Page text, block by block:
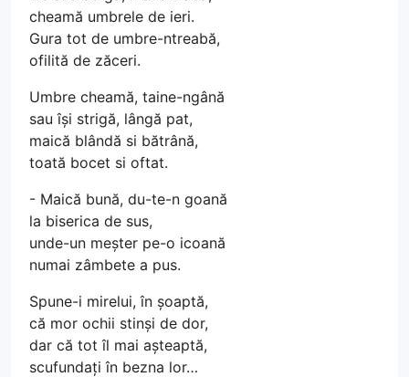
cheamă umbrele de ieri.
Gura tot de umbre-ntreabă,
ofilită de zăceri.
Umbre cheamă, taine-ngână
sau își strigă, lângă pat,
maică blândă si bătrână,
toată bocet si oftat.
- Maică bună, du-te-n goană
la biserica de sus,
unde-un meșter pe-o icoană
numai zâmbete a pus.
Spune-i mirelui, în șoaptă,
că mor ochii stinși de dor,
dar că tot îl mai așteaptă,
scufundați în bezna lor…